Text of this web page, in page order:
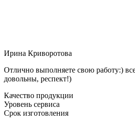
Ирина Криворотова
Отлично выполняете свою работу:)
довольны, респект!)
Качество продукции
Уровень сервиса
Срок изготовления